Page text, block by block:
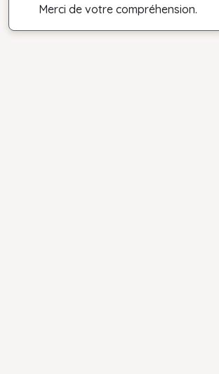
Merci de votre compréhension.